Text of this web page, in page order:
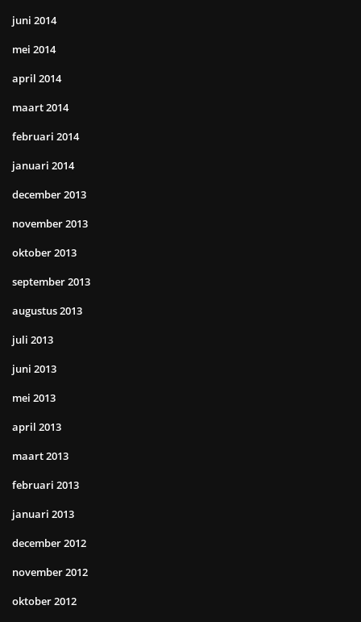
juni 2014
mei 2014
april 2014
maart 2014
februari 2014
januari 2014
december 2013
november 2013
oktober 2013
september 2013
augustus 2013
juli 2013
juni 2013
mei 2013
april 2013
maart 2013
februari 2013
januari 2013
december 2012
november 2012
oktober 2012